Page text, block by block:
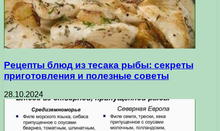
Рецепты блюд из тесака рыбы: секреты
приготовления и полезные советы
28.10.2024